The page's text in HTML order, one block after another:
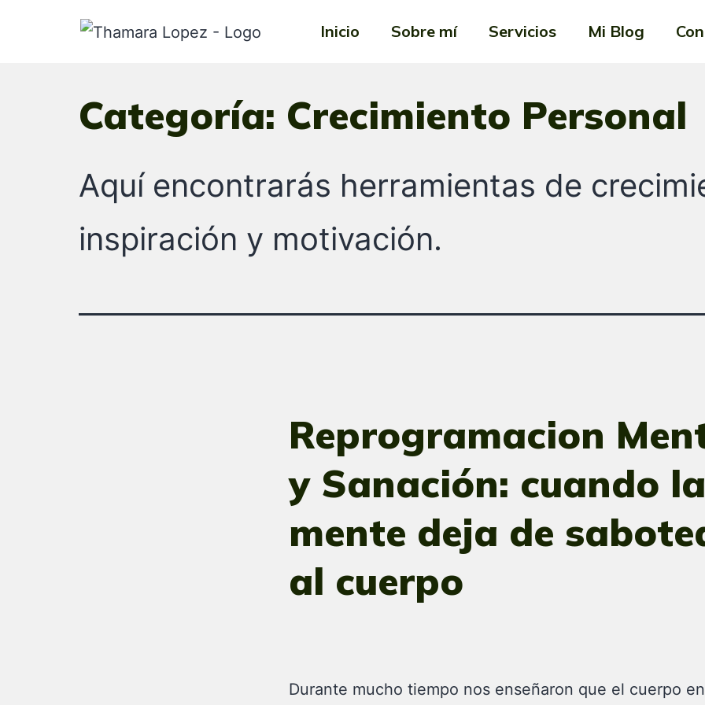
Inicio Sobre mí Servicios Mi Blog
Categoría: Crecimiento Personal
Aquí encontrarás herramientas de
inspiración y motivación.
Reprogramacion
y Sanación: cuando la
mente deja de
al cuerpo
Durante mucho tiempo nos enseñaron que el cuerpo